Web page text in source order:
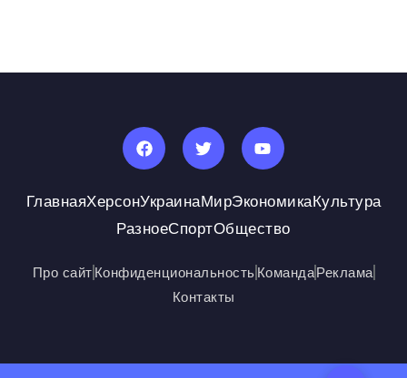
ГлавнаяХерсонУкраинаМирЭкономикаКультура
РазноеСпортОбщество
Про сайтКонфиденциональностьКомандаРеклама
Контакты